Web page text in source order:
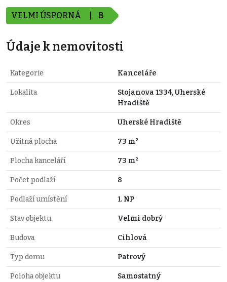
VELMI ÚSPORNÁ B
Údaje k nemovitosti
Kategorie Kanceláře
Lokalita
Stojanova 1334, Uherské
Hradiště
Okres Uherské Hradiště
Užitná plocha 73 m²
Plocha kanceláří 73 m²
Počet podlaží 8
Podlaží umístění 1. NP
Stav objektu Velmi dobrý
Budova Cihlová
Typ domu Patrový
Poloha objektu Samostatný